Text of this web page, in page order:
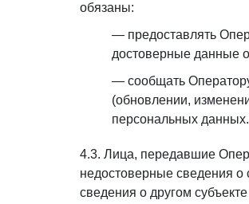
обязаны:
предоставлять
достоверные данные
сообщать
(обновлении,
персональных данных.
Лица, передавшие
недостоверные сведения о
сведения о другом